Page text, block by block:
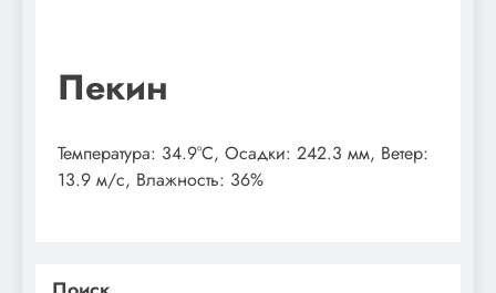
Пекин
Температура: 34.9°C, Осадки: 242.3 мм, Ветер:
13.9 м/с, Влажность: 36%